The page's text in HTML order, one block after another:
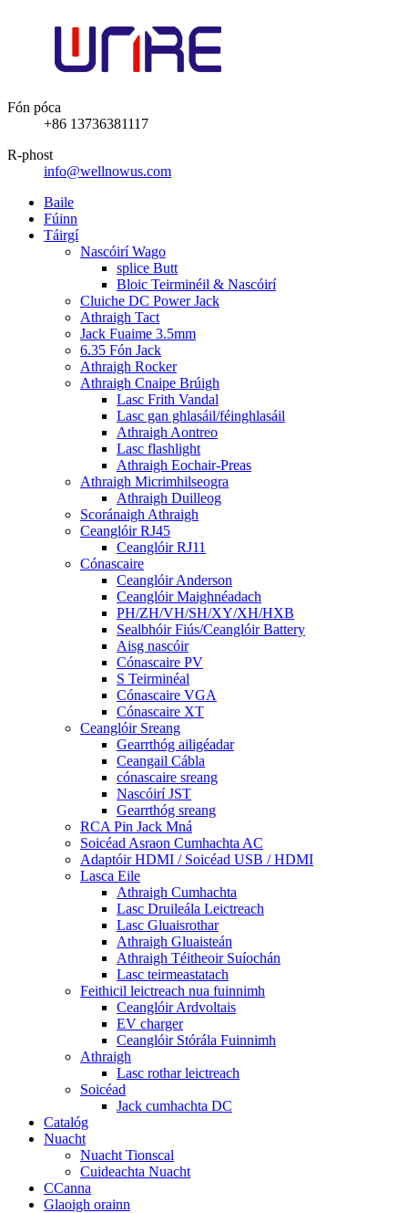
Fón póca
+86 13736381117
R-phost
info@wellnowus.com
Baile
Fúinn
Táirgí
Nascóirí Wago
splice Butt
Bloic Teirminéil & Nascóirí
Cluiche DC Power Jack
Athraigh Tact
Jack Fuaime 3.5mm
6.35 Fón Jack
Athraigh Rocker
Athraigh Cnaipe Brúigh
Lasc Frith Vandal
Lasc gan ghlasáil/féinghlasáil
Athraigh Aontreo
Lasc flashlight
Athraigh Eochair-Preas
Athraigh Micrimhilseogra
Athraigh Duilleog
Scoránaigh Athraigh
Ceanglóir RJ45
Ceanglóir RJ11
Cónascaire
Ceanglóir Anderson
Ceanglóir Maighnéadach
PH/ZH/VH/SH/XY/XH/HXB
Sealbhóir Fiús/Ceanglóir Battery
Aisg nascóir
Cónascaire PV
S Teirminéal
Cónascaire VGA
Cónascaire XT
Ceanglóir Sreang
Gearrthóg ailigéadar
Ceangail Cábla
cónascaire sreang
Nascóirí JST
Gearrthóg sreang
RCA Pin Jack Mná
Soicéad Asraon Cumhachta AC
Adaptóir HDMI / Soicéad USB / HDMI
Lasca Eile
Athraigh Cumhachta
Lasc Druileála Leictreach
Lasc Gluaisrothar
Athraigh Gluaisteán
Athraigh Téitheoir Suíochán
Lasc teirmeastatach
Feithicil leictreach nua fuinnimh
Ceanglóir Ardvoltais
EV charger
Ceanglóir Stórála Fuinnimh
Athraigh
Lasc rothar leictreach
Soicéad
Jack cumhachta DC
Catalóg
Nuacht
Nuacht Tionscal
Cuideachta Nuacht
CCanna
Glaoigh orainn